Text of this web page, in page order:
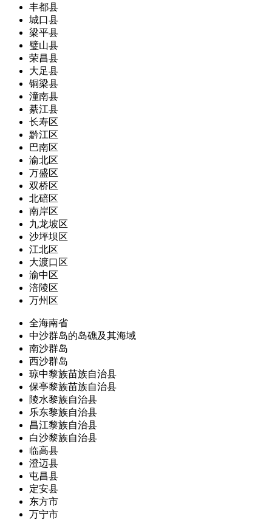
丰都县
城口县
梁平县
璧山县
荣昌县
大足县
铜梁县
潼南县
綦江县
长寿区
黔江区
巴南区
渝北区
万盛区
双桥区
北碚区
南岸区
九龙坡区
沙坪坝区
江北区
大渡口区
渝中区
涪陵区
万州区
全海南省
中沙群岛的岛礁及其海域
南沙群岛
西沙群岛
琼中黎族苗族自治县
保亭黎族苗族自治县
陵水黎族自治县
乐东黎族自治县
昌江黎族自治县
白沙黎族自治县
临高县
澄迈县
屯昌县
定安县
东方市
万宁市